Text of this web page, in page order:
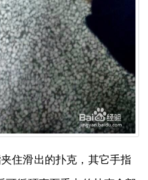
住滑出的扑克，其它手指